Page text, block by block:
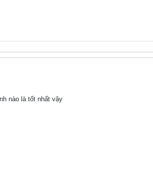
nào là tốt nhất vậy